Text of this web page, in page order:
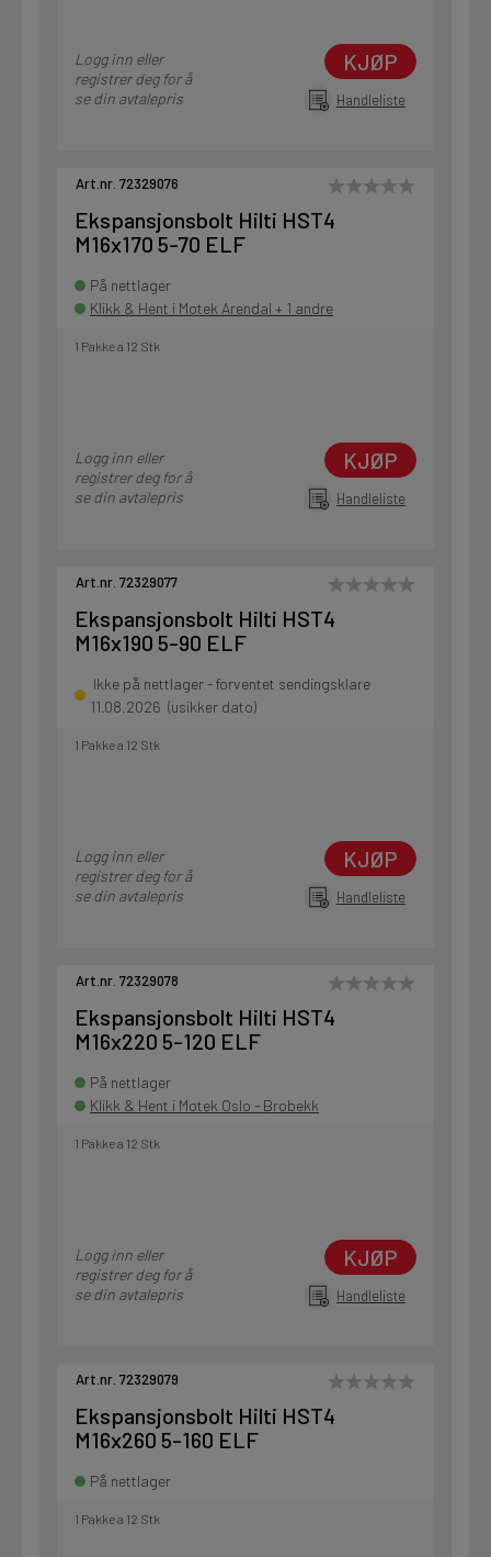
Logg inn eller
registrer deg for å
se din avtalepris
KJØP
Handleliste
Art.nr. 72329076
Ekspansjonsbolt Hilti HST4
M16x170 5-70 ELF
På nettlager
Klikk & Hent i Motek Arendal + 1 andre
1 Pakke a 12 Stk
Logg inn eller
registrer deg for å
se din avtalepris
KJØP
Handleliste
Art.nr. 72329077
Ekspansjonsbolt Hilti HST4
M16x190 5-90 ELF
Ikke på nettlager - forventet sendingsklare
11.08.2026 (usikker dato)
1 Pakke a 12 Stk
Logg inn eller
registrer deg for å
se din avtalepris
KJØP
Handleliste
Art.nr. 72329078
Ekspansjonsbolt Hilti HST4
M16x220 5-120 ELF
På nettlager
Klikk & Hent i Motek Oslo - Brobekk
1 Pakke a 12 Stk
Logg inn eller
registrer deg for å
se din avtalepris
KJØP
Handleliste
Art.nr. 72329079
Ekspansjonsbolt Hilti HST4
M16x260 5-160 ELF
På nettlager
1 Pakke a 12 Stk